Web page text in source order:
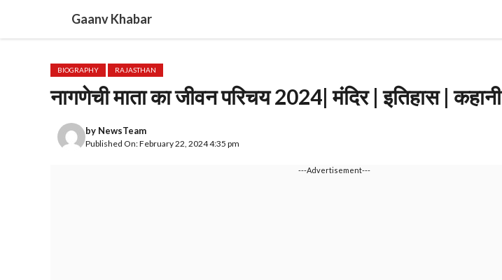
content
Gaanv Khabar
BIOGRAPHY RAJASTHAN
नागणेची माता का जीवन परिचय 2024| मंदिर | इतिहास | कहानी
by NewsTeam
Published On: February 22, 2024 4:35 pm
---Advertisement---